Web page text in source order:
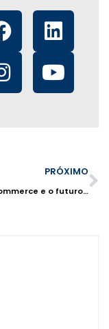
PRÓXIMO
O Video Commerce e o futuro do Varejo digital no Brasil